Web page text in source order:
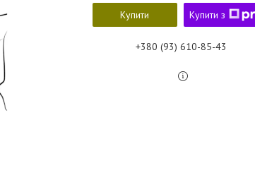
Купити Купити з
+380 (93) 610-85-43